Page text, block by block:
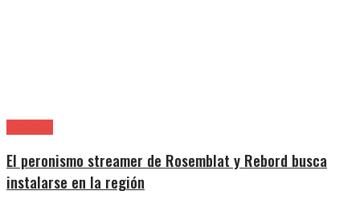
El peronismo streamer de Rosemblat y Rebord busca
instalarse en la región